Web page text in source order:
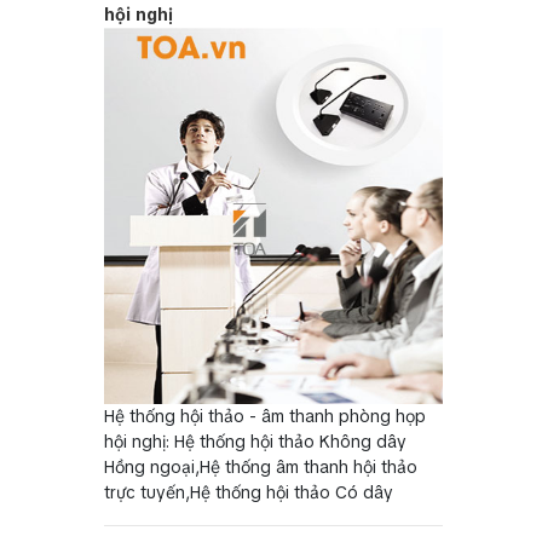
hội nghị
Hệ thống hội thảo - âm thanh phòng họp
hội nghị: Hệ thống hội thảo Không dây
Hồng ngoại,Hệ thống âm thanh hội thảo
trực tuyến,Hệ thống hội thảo Có dây